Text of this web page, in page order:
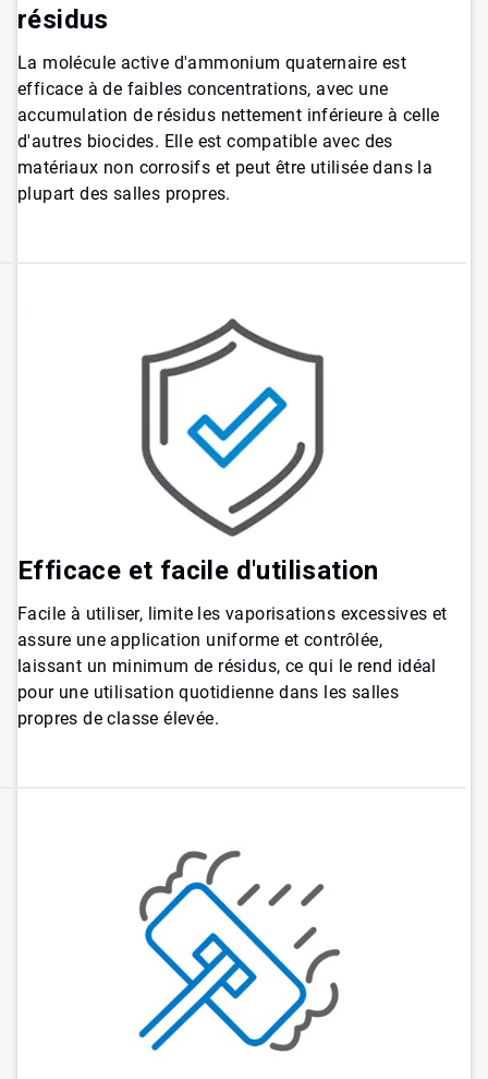
résidus
La molécule active d'ammonium quaternaire est
efficace à de faibles concentrations, avec une
accumulation de résidus nettement inférieure à celle
d'autres biocides. Elle est compatible avec des
matériaux non corrosifs et peut être utilisée dans la
plupart des salles propres.
Efficace et facile d'utilisation
Facile à utiliser, limite les vaporisations excessives et
assure une application uniforme et contrôlée,
laissant un minimum de résidus, ce qui le rend idéal
pour une utilisation quotidienne dans les salles
propres de classe élevée.